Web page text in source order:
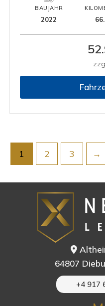
BAUJAHR
2022
1 2 3 →
64807
+4 917